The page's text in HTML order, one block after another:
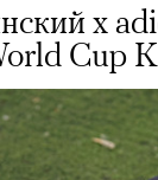
x
Cup